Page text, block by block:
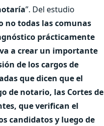
”. Del estudio
no todas las comunas
prácticamente
a crear un importante
de los cargos de
que dicen que el
de notario, las Cortes de
que verifican el
candidatos y luego de